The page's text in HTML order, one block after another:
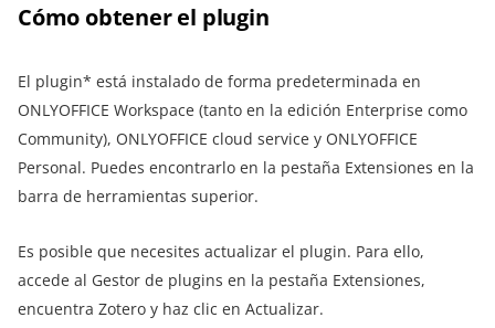
Cómo obtener el plugin
El plugin* está instalado de forma predeterminada en
ONLYOFFICE Workspace (tanto en la edición Enterprise como
Community), ONLYOFFICE cloud service y ONLYOFFICE
Personal. Puedes encontrarlo en la pestaña Extensiones en la
barra de herramientas superior.
Es posible que necesites actualizar el plugin. Para ello,
accede al Gestor de plugins en la pestaña Extensiones,
encuentra Zotero y haz clic en Actualizar.